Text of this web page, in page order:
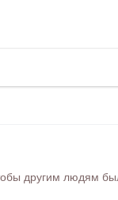
другим людям